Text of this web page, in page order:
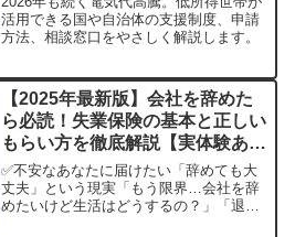
活用できる国や自治体の支援制度、申請
方法、相談窓口をやさしく解説します。
【2025年最新版】会社を辞めた
ら必読！失業保険の基本と正しい
もらい方を徹底解説【実体験あ
り】
✅不安なあなたに届けたい「辞めても大
丈夫」という現実「もう限界…会社を辞
めたいけど生活はどうするの？」「退職